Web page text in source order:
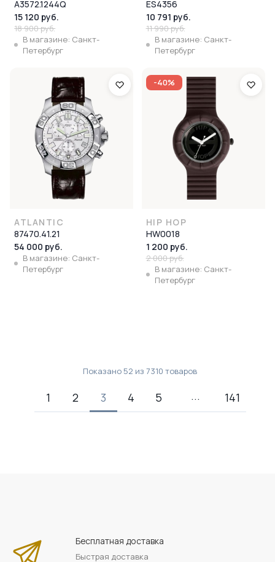
A3572.1244Q
15 120 руб.
18 900 руб.
В магазине: Санкт-
Петербург
ES4356
10 791 руб.
11 990 руб.
В магазине: Санкт-
Петербург
ATLANTIC
87470.41.21
54 000 руб.
В магазине: Санкт-
Петербург
-40%
HIP HOP
HW0018
1 200 руб.
2 000 руб.
В магазине: Санкт-
Петербург
Показано 52 из7310 товаров
1 2 3 4 5 141
Бесплатная доставка
Быстрая доставка